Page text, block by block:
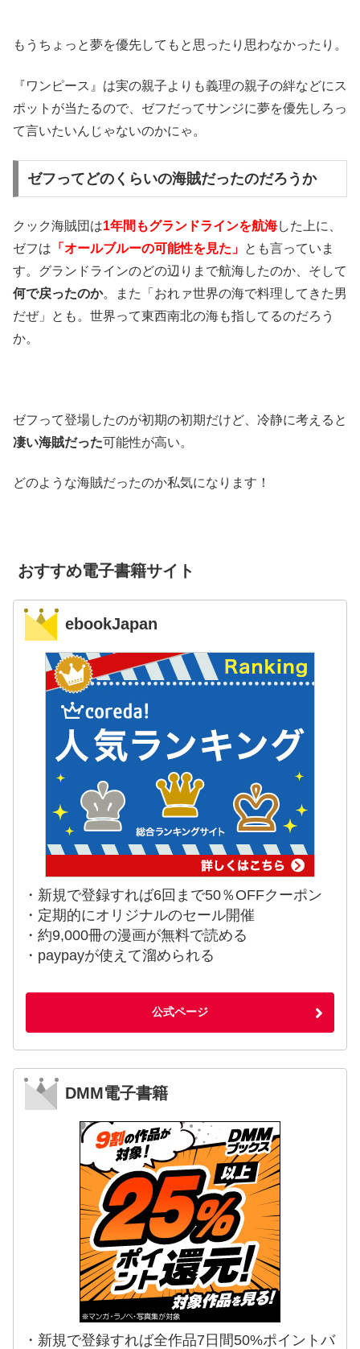
もうちょっと夢を優先してもと思ったり思わなかったり。
『ワンピース』は実の親子よりも義理の親子の絆などにス
ポットが当たるので、ゼフだってサンジに夢を優先しろっ
て言いたいんじゃないのかにゃ。
ゼフってどのくらいの海賊だったのだろうか
クック海賊団は1年間もグランドラインを航海した上に、
ゼフは 「オールブルーの可能性を見た」 とも言っていま
す。グランドラインのどの辺りまで航海したのか、そして
何で戻ったのか。また「おれァ世界の海で料理してきた男
だぜ」とも。世界って東西南北の海も指してるのだろう
か。
ゼフって登場したのが初期の初期だけど、冷静に考えると
凄い海賊だった可能性が高い。
どのような海賊だったのか私気になります！
おすすめ電子書籍サイト
ebookJapan
・新規で登録すれば6回まで50％OFFクーポン
・定期的にオリジナルのセール開催
・約9,000冊の漫画が無料で読める
・paypayが使えて溜められる
公式ページ
DMM電子書籍
・新規で登録すれば全作品7日間50%ポイントバ